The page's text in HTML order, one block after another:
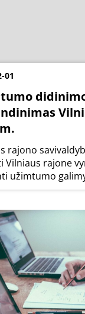
01
rajono
Vilniaus rajone
užimtumo
rengia Užimtumo
rėmimo
užimtumo...